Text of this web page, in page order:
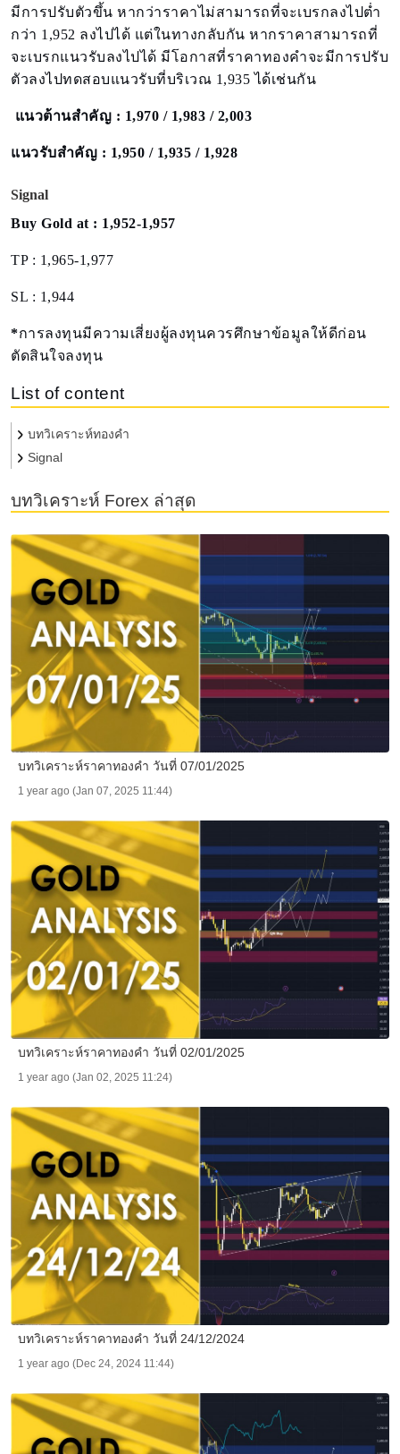
มีการปรับตัวขึ้น หากว่าราคาไม่สามารถที่จะเบรกลงไปต่ำ
กว่า 1,952 ลงไปได้ แต่ในทางกลับกัน หากราคาสามารถที่
จะเบรกแนวรับลงไปได้ มีโอกาสที่ราคาทองคำจะมีการปรับ
ตัวลงไปทดสอบแนวรับที่บริเวณ 1,935 ได้เช่นกัน
แนวต้านสำคัญ : 1,970 / 1,983 / 2,003
แนวรับสำคัญ : 1,950 / 1,935 / 1,928
Signal
Buy Gold at : 1,952-1,957
TP : 1,965-1,977
SL : 1,944
*การลงทุนมีความเสี่ยงผู้ลงทุนควรศึกษาข้อมูลให้ดีก่อน
ตัดสินใจลงทุน
List of content
บทวิเคราะห์ทองคำ
Signal
บทวิเคราะห์ Forex ล่าสุด
บทวิเคราะห์ราคาทองคำ วันที่ 07/01/2025
1 year ago (Jan 07, 2025 11:44)
บทวิเคราะห์ราคาทองคำ วันที่ 02/01/2025
1 year ago (Jan 02, 2025 11:24)
บทวิเคราะห์ราคาทองคำ วันที่ 24/12/2024
1 year ago (Dec 24, 2024 11:44)